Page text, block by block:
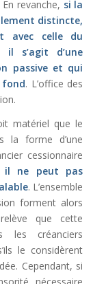
revanche, si la
distincte,
avec celle du
s’agit d’une
passive et qui
fond. L’office des
matériel que le
la forme d’une
cessionnaire
il ne peut pas
. L’ensemble
forment alors
que cette
les créanciers
le considèrent
Cependant, si
nécessaire